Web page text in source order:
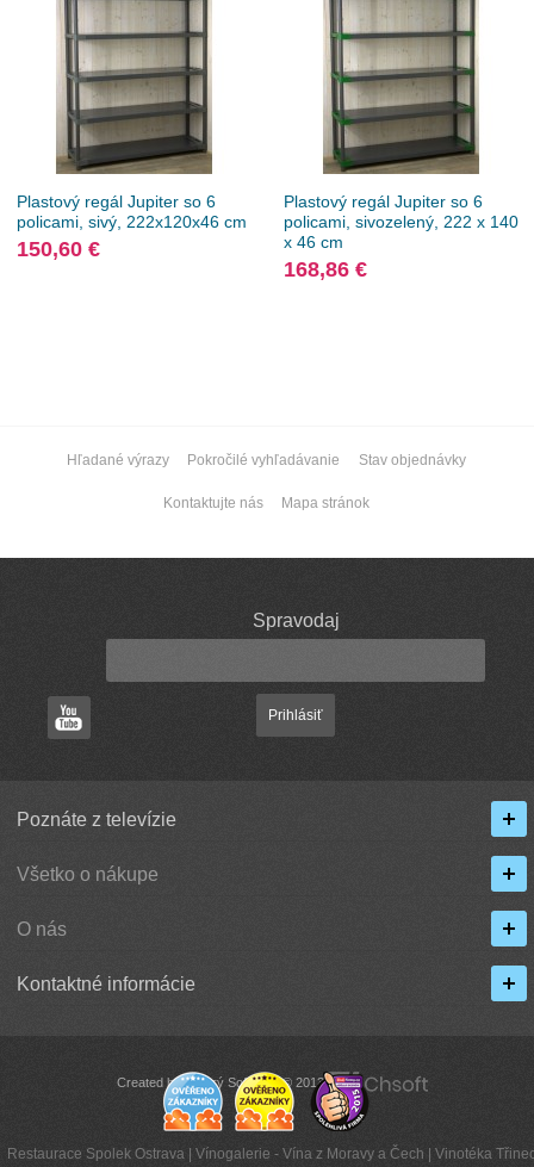
Plastový regál Jupiter so 6
policami, sivý, 222x120x46 cm
150,60 €
Plastový regál Jupiter so 6
policami, sivozelený, 222 x 140
x 46 cm
168,86 €
Hľadané výrazy Pokročilé vyhľadávanie Stav objednávky
Kontaktujte nás Mapa stránok
Spravodaj
Prihlásiť
Poznáte z televízie
Všetko o nákupe
O nás
Kontaktné informácie
Created by Chytrý Software © 2013
Restaurace Spolek Ostrava |Vínogalerie - Vína z Moravy a Čech |Vinotéka